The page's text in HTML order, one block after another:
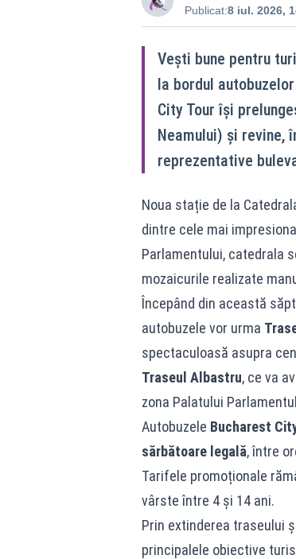
Publicat:8 iul. 2026,
Vești bune pentru
la bordul
City Tour își
Neamului) și revine,
reprezentative
Noua stație de la
dintre cele mai
Parlamentului, catedrala
mozaicurile realizate
Începând din această
autobuzele vor urma
spectaculoasă asupra
Traseul Albastru, ce va
zona Palatului
Autobuzele Bucharest
sărbătoare legală, între
Tarifele promoționale
vârste între 4 și 14 ani.
Prin extinderea traseului
principalele obiective